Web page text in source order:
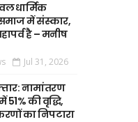
धार्मिक
में संस्कार,
है – मनीष
Jul 31, 2026
नामांतरण
की वृद्धि,
का निपटारा